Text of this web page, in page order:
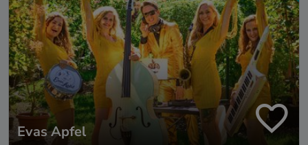
Evas Apfel